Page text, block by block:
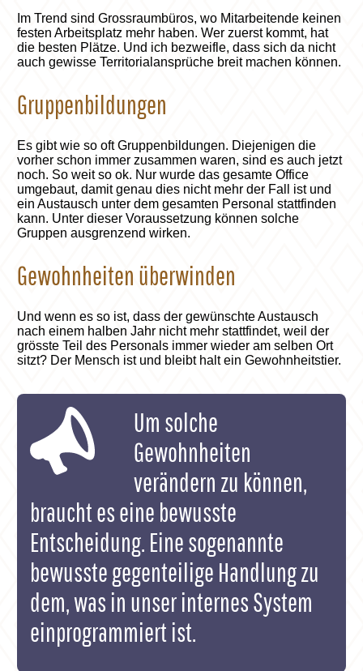
Im Trend sind Grossraumbüros, wo Mitarbeitende keinen
festen Arbeitsplatz mehr haben. Wer zuerst kommt, hat
die besten Plätze. Und ich bezweifle, dass sich da nicht
auch gewisse Territorialansprüche breit machen können.
Gruppenbildungen
Es gibt wie so oft Gruppenbildungen. Diejenigen die
vorher schon immer zusammen waren, sind es auch jetzt
noch. So weit so ok. Nur wurde das gesamte Office
umgebaut, damit genau dies nicht mehr der Fall ist und
ein Austausch unter dem gesamten Personal stattfinden
kann. Unter dieser Voraussetzung können solche
Gruppen ausgrenzend wirken.
Gewohnheiten überwinden
Und wenn es so ist, dass der gewünschte Austausch
nach einem halben Jahr nicht mehr stattfindet, weil der
grösste Teil des Personals immer wieder am selben Ort
sitzt? Der Mensch ist und bleibt halt ein Gewohnheitstier.
Um solche
Gewohnheiten
verändern zu können,
braucht es eine bewusste
Entscheidung. Eine sogenannte
bewusste gegenteilige Handlung zu
dem, was in unser internes System
einprogrammiert ist.